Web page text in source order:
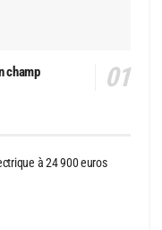
champ
à 24 900 euros